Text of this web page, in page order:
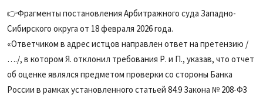
👉Фрагменты постановления Арбитражного суда Западно-
Сибирского округа от 18 февраля 2026 года.
«Ответчиком в адрес истцов направлен ответ на претензию /
…./, в котором Я. отклонил требования Р. и П., указав, что отчет
об оценке являлся предметом проверки со стороны Банка
России в рамках установленного статьей 84.9 Закона № 208-ФЗ